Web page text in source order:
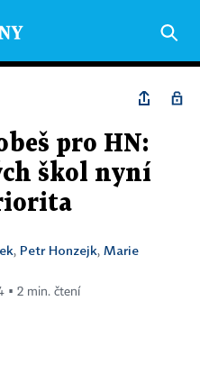
pro HN:
škol nyní
, Petr Honzejk, Marie
▪ 2 min. čtení